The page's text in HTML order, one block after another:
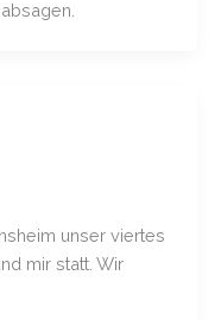
unser viertes
mir statt. Wir